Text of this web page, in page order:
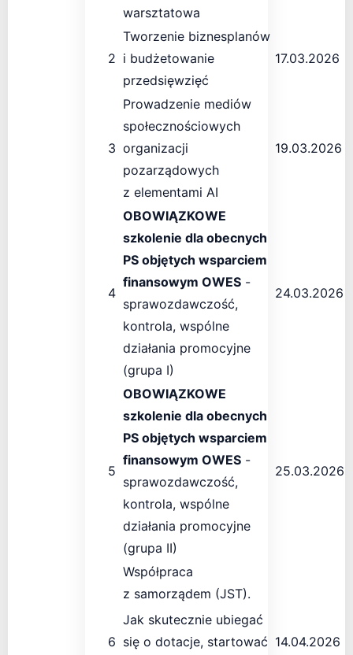
warsztatowa
2
Tworzenie biznesplanów
i budżetowanie
przedsięwzięć
17.03.2026
3
Prowadzenie mediów
społecznościowych
organizacji
pozarządowych
z elementami AI
19.03.2026
4
OBOWIĄZKOWE
szkolenie dla obecnych
PS objętych wsparciem
finansowym OWES-
sprawozdawczość,
kontrola, wspólne
działania promocyjne
(grupa I)
24.03.2026
5
OBOWIĄZKOWE
szkolenie dla obecnych
PS objętych wsparciem
finansowym OWES-
sprawozdawczość,
kontrola, wspólne
działania promocyjne
(grupa II)
25.03.2026
6
Współpraca
z samorządem (JST).
Jak skutecznie ubiegać
się o dotacje, startować 14.04.2026